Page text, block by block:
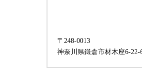
〒248-0013
神奈川県鎌倉市材木座6-22-